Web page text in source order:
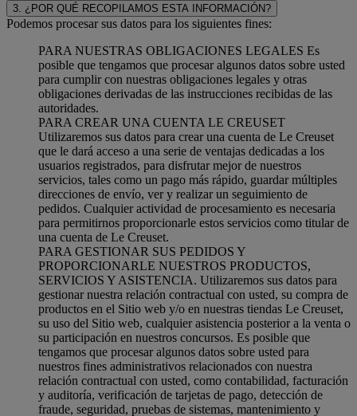
3. ¿POR QUÉ RECOPILAMOS ESTA INFORMACIÓN?
Podemos procesar sus datos para los siguientes fines:
PARA NUESTRAS OBLIGACIONES LEGALES Es
posible que tengamos que procesar algunos datos sobre usted
para cumplir con nuestras obligaciones legales y otras
obligaciones derivadas de las instrucciones recibidas de las
autoridades.
PARA CREAR UNA CUENTA LE CREUSET
Utilizaremos sus datos para crear una cuenta de Le Creuset
que le dará acceso a una serie de ventajas dedicadas a los
usuarios registrados, para disfrutar mejor de nuestros
servicios, tales como un pago más rápido, guardar múltiples
direcciones de envío, ver y realizar un seguimiento de
pedidos. Cualquier actividad de procesamiento es necesaria
para permitirnos proporcionarle estos servicios como titular de
una cuenta de Le Creuset.
PARA GESTIONAR SUS PEDIDOS Y
PROPORCIONARLE NUESTROS PRODUCTOS,
SERVICIOS Y ASISTENCIA. Utilizaremos sus datos para
gestionar nuestra relación contractual con usted, su compra de
productos en el Sitio web y/o en nuestras tiendas Le Creuset,
su uso del Sitio web, cualquier asistencia posterior a la venta o
su participación en nuestros concursos. Es posible que
tengamos que procesar algunos datos sobre usted para
nuestros fines administrativos relacionados con nuestra
relación contractual con usted, como contabilidad, facturación
y auditoría, verificación de tarjetas de pago, detección de
fraude, seguridad, pruebas de sistemas, mantenimiento y